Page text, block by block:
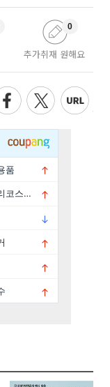
추가취재 원해요
0